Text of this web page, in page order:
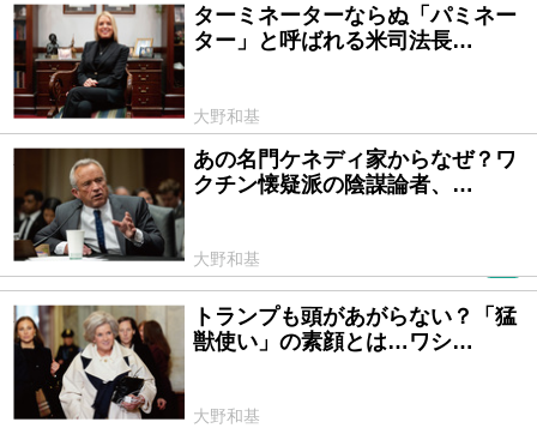
2025/06/27
ターミネーターならぬ「パミネー
ター」と呼ばれる米司法長…
大野和基
2025/06/03
あの名門ケネディ家からなぜ？ワ
クチン懐疑派の陰謀論者、…
大野和基
2025/05/01
トランプも頭があがらない？「猛
獣使い」の素顔とは…ワシ…
大野和基